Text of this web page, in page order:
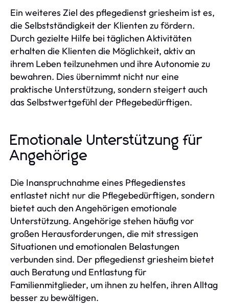
Ein weiteres Ziel des pflegedienst griesheim ist es,
die Selbstständigkeit der Klienten zu fördern.
Durch gezielte Hilfe bei täglichen Aktivitäten
erhalten die Klienten die Möglichkeit, aktiv an
ihrem Leben teilzunehmen und ihre Autonomie zu
bewahren. Dies übernimmt nicht nur eine
praktische Unterstützung, sondern steigert auch
das Selbstwertgefühl der Pflegebedürftigen.
Emotionale Unterstützung für
Angehörige
Die Inanspruchnahme eines Pflegedienstes
entlastet nicht nur die Pflegebedürftigen, sondern
bietet auch den Angehörigen emotionale
Unterstützung. Angehörige stehen häufig vor
großen Herausforderungen, die mit stressigen
Situationen und emotionalen Belastungen
verbunden sind. Der pflegedienst griesheim bietet
auch Beratung und Entlastung für
Familienmitglieder, um ihnen zu helfen, ihren Alltag
besser zu bewältigen.